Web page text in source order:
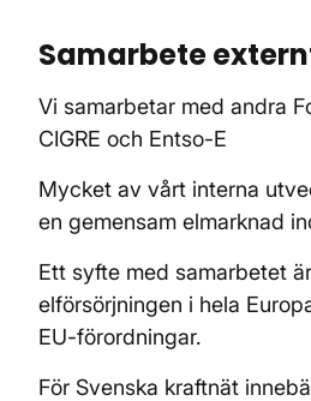
Samarbete
Vi samarbetar med andra
CIGRE och Entso-E
Mycket av vårt interna
en gemensam elmarknad
Ett syfte med samarbetet
elförsörjningen i hela
EU-förordningar.
För Svenska kraftnät